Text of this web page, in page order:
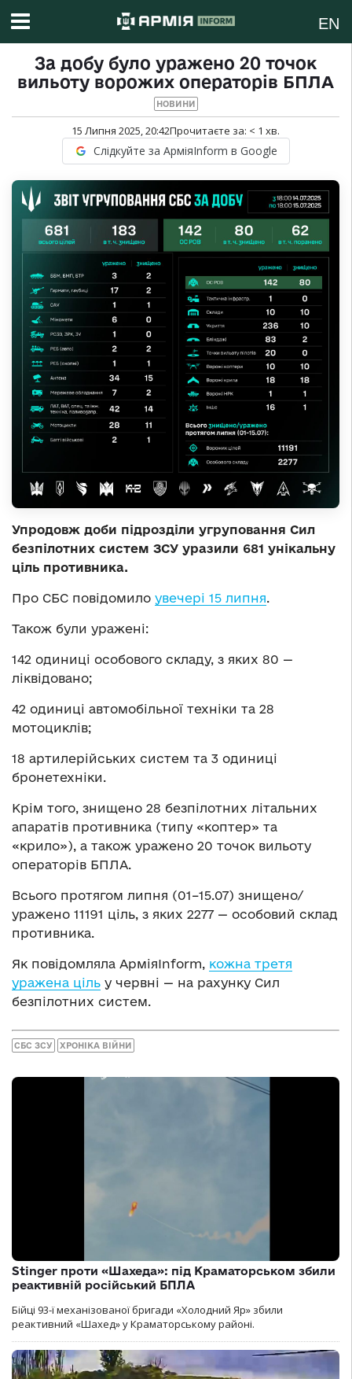
EN
За добу було уражено 20 точок
вильоту ворожих операторів БПЛА
НОВИНИ
15 Липня 2025, 20:42Прочитаєте за: < 1 хв.
Слідкуйте за АрміяInform в Google
Упродовж доби підрозділи угруповання Сил
безпілотних систем ЗСУ уразили 681 унікальну
ціль противника.
Про СБС повідомило увечері 15 липня.
Також були уражені:
142 одиниці особового складу, з яких 80 —
ліквідовано;
42 одиниці автомобільної техніки та 28
мотоциклів;
18 артилерійських систем та 3 одиниці
бронетехніки.
Крім того, знищено 28 безпілотних літальних
апаратів противника (типу «коптер» та
«крило»), а також уражено 20 точок вильоту
операторів БПЛА.
Всього протягом липня (01–15.07) знищено/
уражено 11191 ціль, з яких 2277 — особовий склад
противника.
Як повідомляла АрміяInform, кожна третя
уражена ціль у червні — на рахунку Сил
безпілотних систем.
СБС ЗСУ ХРОНІКА ВІЙНИ
Stinger проти «Шахеда»: під Краматорськом збили
реактивній російський БПЛА
Бійці 93-ї механізованої бригади «Холодний Яр» збили
реактивний «Шахед» у Краматорському районі.